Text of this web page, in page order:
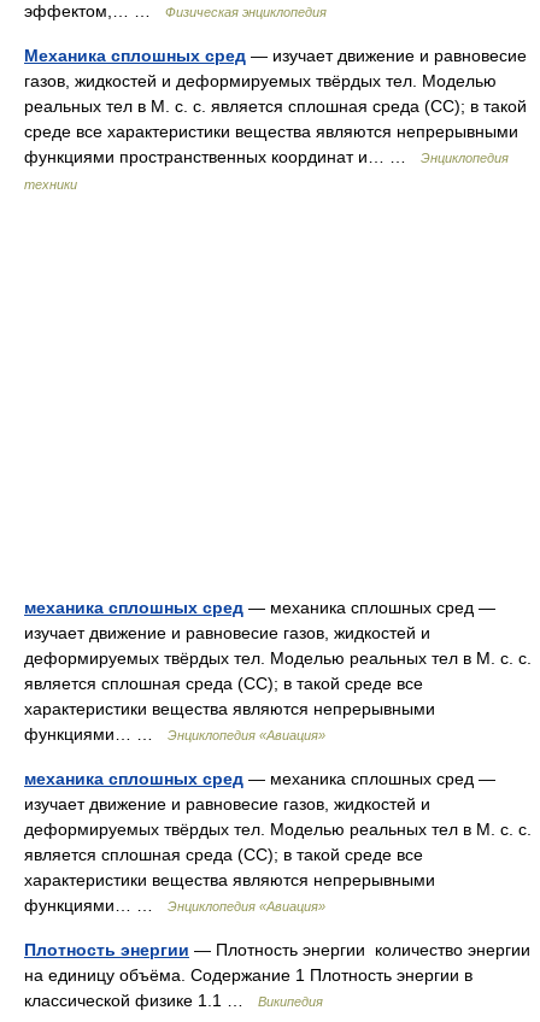
эффектом,… …
Физическая энциклопедия
Механика сплошных сред — изучает движение и равновесие
газов, жидкостей и деформируемых твёрдых тел. Моделью
реальных тел в М. с. с. является сплошная среда (СС); в такой
среде все характеристики вещества являются непрерывными
функциями пространственных координат и… …
Энциклопедия
техники
механика сплошных сред — механика сплошных сред —
изучает движение и равновесие газов, жидкостей и
деформируемых твёрдых тел. Моделью реальных тел в М. с. с.
является сплошная среда (СС); в такой среде все
характеристики вещества являются непрерывными
функциями… …
Энциклопедия «Авиация»
механика сплошных сред — механика сплошных сред —
изучает движение и равновесие газов, жидкостей и
деформируемых твёрдых тел. Моделью реальных тел в М. с. с.
является сплошная среда (СС); в такой среде все
характеристики вещества являются непрерывными
функциями… …
Энциклопедия «Авиация»
Плотность энергии — Плотность энергии количество энергии
на единицу объёма. Содержание 1 Плотность энергии в
классической физике 1.1 …
Википедия